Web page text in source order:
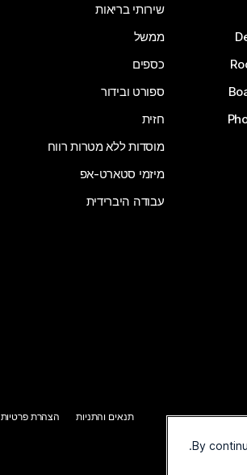
שירותי בריאות
ממשל
כספים
ספורט ובידור
חזית
מוסדות ללא מטרות רווח
מיזמי סטארט-אפ
עבודה היברידית
תנאים והתניות הצהרת פרטיות
By